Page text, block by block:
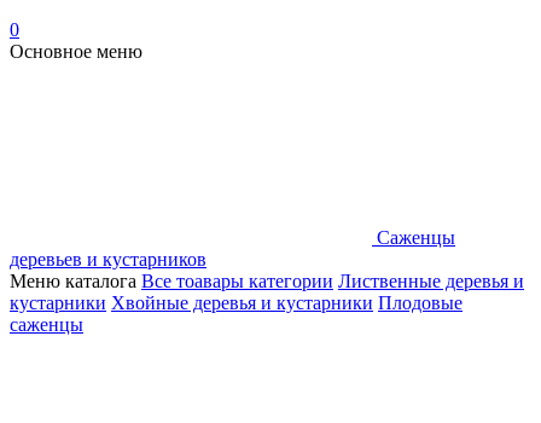
0
Основное меню
Саженцы
деревьев и кустарников
Меню каталога Все тоавары категории Лиственные деревья и
кустарники Хвойные деревья и кустарники Плодовые
саженцы